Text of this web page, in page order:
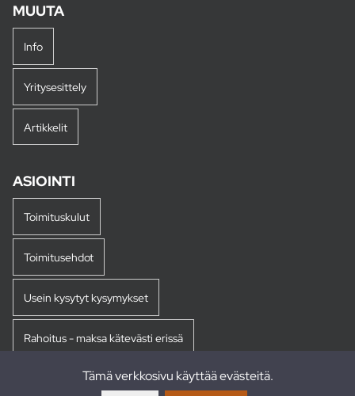
MUUTA
Info
Yritysesittely
Artikkelit
ASIOINTI
Toimituskulut
Toimitusehdot
Usein kysytyt kysymykset
Rahoitus - maksa kätevästi erissä
Tämä verkkosivu käyttää evästeitä.